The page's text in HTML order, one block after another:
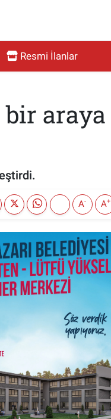
Resmi İlanlar
araya
A- A+